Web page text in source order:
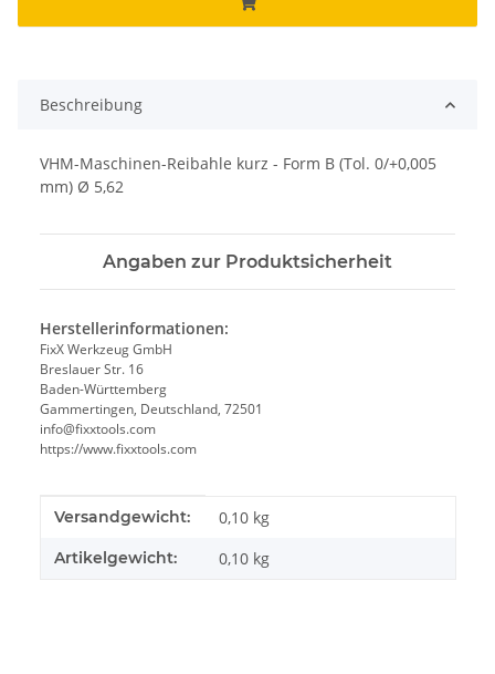
Beschreibung
VHM-Maschinen-Reibahle kurz - Form B (Tol. 0/+0,005
mm) Ø 5,62
Angaben zur Produktsicherheit
Herstellerinformationen:
FixX Werkzeug GmbH
Breslauer Str. 16
Baden-Württemberg
Gammertingen, Deutschland, 72501
info@fixxtools.com
https://www.fixxtools.com
Produkteigenschaft
Wert
Versandgewicht: 0,10 kg
Artikelgewicht: 0,10 kg